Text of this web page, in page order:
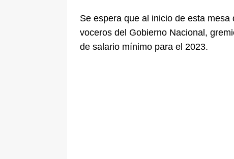
Se espera que al inicio de esta
voceros del Gobierno Nacional,
de salario mínimo para el 2023.